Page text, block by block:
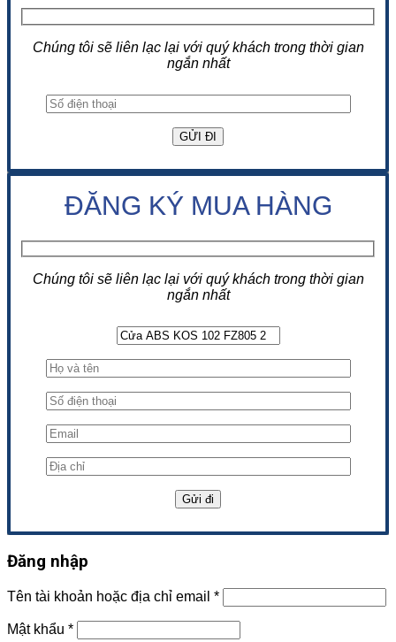
Chúng tôi sẽ liên lạc lại với quý khách trong thời gian
ngắn nhất
ĐĂNG KÝ MUA HÀNG
Chúng tôi sẽ liên lạc lại với quý khách trong thời gian
ngắn nhất
Đăng nhập
Tên tài khoản hoặc địa chỉ email *
Mật khẩu *